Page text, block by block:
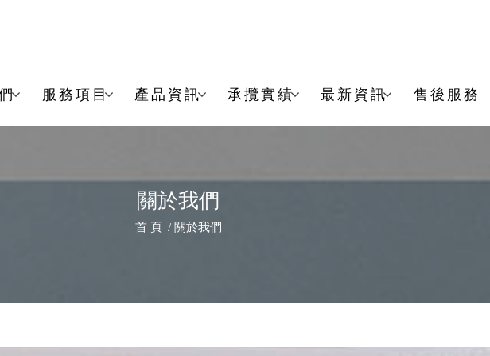
服務項目 產品資訊 承攬實績 最新資訊 售後服務
關於我們
首 頁 關於我們